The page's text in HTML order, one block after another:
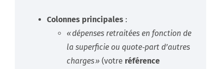
Colonnes principales :
« dépenses retraitées en fonction de
la superficie ou quote‑part d’autres
charges » (votre référence